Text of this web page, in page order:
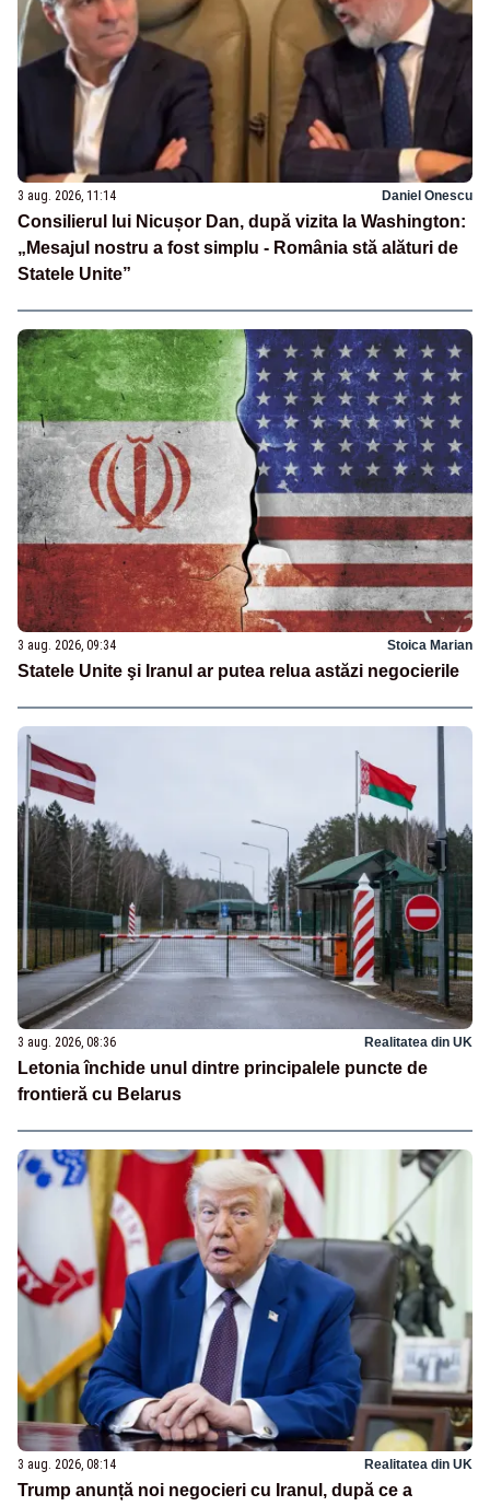
3 aug. 2026, 11:14 Daniel Onescu
Consilierul lui Nicușor Dan, după vizita la Washington:
„Mesajul nostru a fost simplu - România stă alături de
Statele Unite”
3 aug. 2026, 09:34 Stoica Marian
Statele Unite şi Iranul ar putea relua astăzi negocierile
3 aug. 2026, 08:36 Realitatea din UK
Letonia închide unul dintre principalele puncte de
frontieră cu Belarus
3 aug. 2026, 08:14 Realitatea din UK
Trump anunță noi negocieri cu Iranul, după ce a